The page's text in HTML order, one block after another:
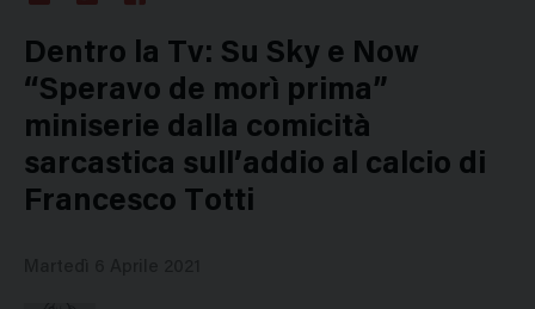
Plus
Dentro la Tv: Su Sky e Now
“Speravo de morì prima”
miniserie dalla comicità
sarcastica sull’addio al calcio di
Francesco Totti